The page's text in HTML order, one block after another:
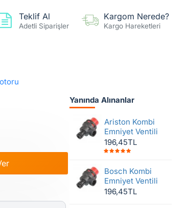
Teklif Al
Adetli Siparişler
Kargom Nerede?
Kargo Hareketleri
Yanında Alınanlar
Ariston Kombi
Emniyet Ventili
196,45TL
Bosch Kombi
Emniyet Ventili
196,45TL